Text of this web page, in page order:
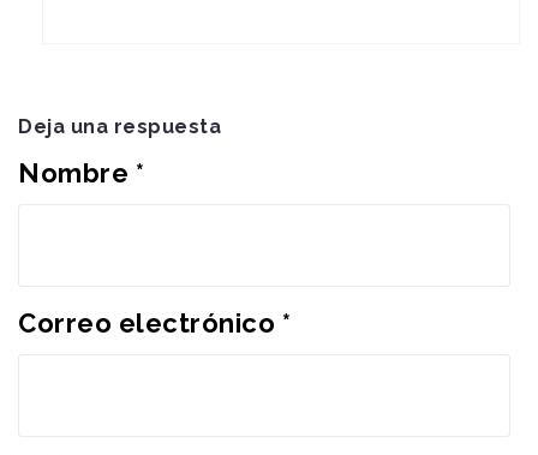
Deja una respuesta
Nombre *
Correo electrónico *